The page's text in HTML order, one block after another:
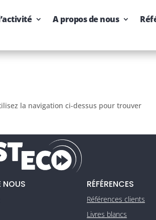
A propos de nous
la navigation ci-dessus pour trouver
NOUS RÉFÉRENCES
Références clients
Livres blancs